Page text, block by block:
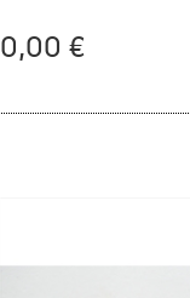
0,00 €